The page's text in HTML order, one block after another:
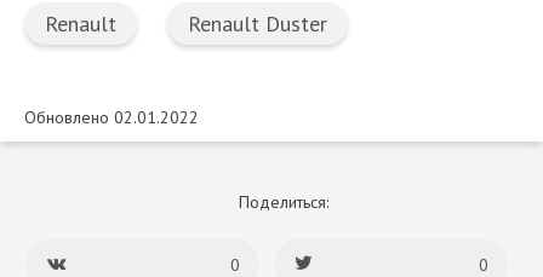
Renault Renault Duster
Обновлено 02.01.2022
Поделиться:
0 0